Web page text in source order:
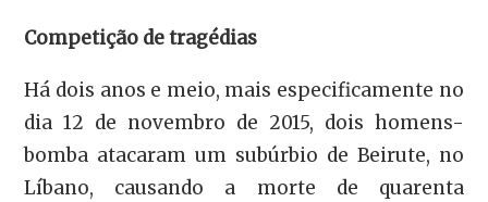
Competição de tragédias
Há dois anos e meio, mais especificamente no
dia 12 de novembro de 2015, dois homens-
bomba atacaram um subúrbio de Beirute, no
Líbano, causando a morte de quarenta